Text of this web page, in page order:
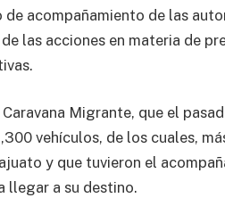
acompañamiento de las
las acciones en materia de
Migrante, que el
vehículos, de los cuales,
y que tuvieron el
llegar a su destino.